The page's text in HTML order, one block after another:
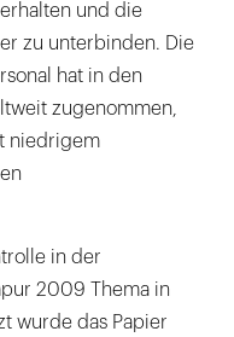
und die
zu unterbinden. Die
hat in den
zugenommen,
niedrigem
in der
2009 Thema in
wurde das Papier